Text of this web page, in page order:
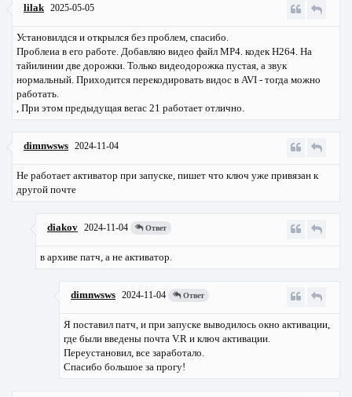
lilak 2025-05-05
Установилдся и открылся без проблем, спасибо.
Проблеиа в его работе. Добавляю видео файл MP4. кодек H264. На
тайилинии две дорожки. Только видеодорожка пустая, а звук
нормальный. Приходится перекодировать видос в AVI - тогда можно
работать.
, При этом предыдущая вегас 21 работает отлично.
dimnwsws 2024-11-04
Не работает активатор при запуске, пишет что ключ уже привязан к
другой почте
diakov 2024-11-04 Ответ
в архиве патч, а не активатор.
dimnwsws 2024-11-04 Ответ
Я поставил патч, и при запуске выводилось окно активации,
где были введены почта V.R и ключ активации.
Переустановил, все заработало.
Спасибо большое за прогу!